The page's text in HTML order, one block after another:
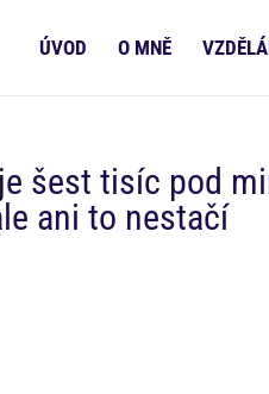
ÚVOD O MNĚ
šest tisíc pod
ani to nestačí